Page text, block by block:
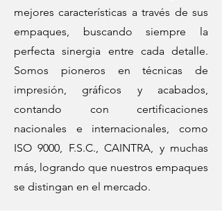
mejores características a través de sus
empaques, buscando siempre la
perfecta sinergia entre cada detalle.
Somos pioneros en técnicas de
impresión, gráficos y acabados,
contando con certificaciones
nacionales e internacionales, como
ISO 9000, F.S.C., CAINTRA, y muchas
más, logrando que nuestros empaques
se distingan en el mercado.